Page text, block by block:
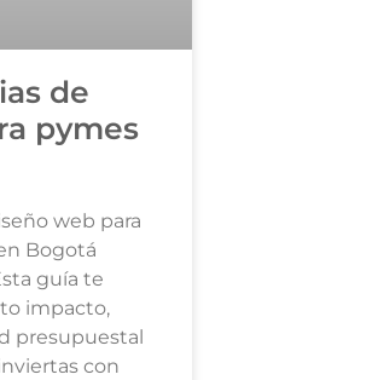
de
pymes
web para
Bogotá
guía te
impacto,
presupuestal
con